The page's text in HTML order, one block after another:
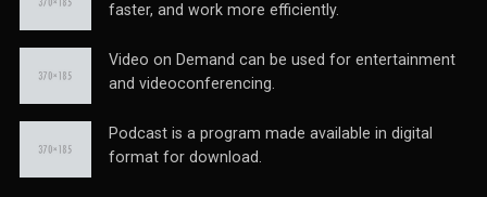
faster, and work more efficiently.
Video on Demand can be used for entertainment
and videoconferencing.
Podcast is a program made available in digital
format for download.